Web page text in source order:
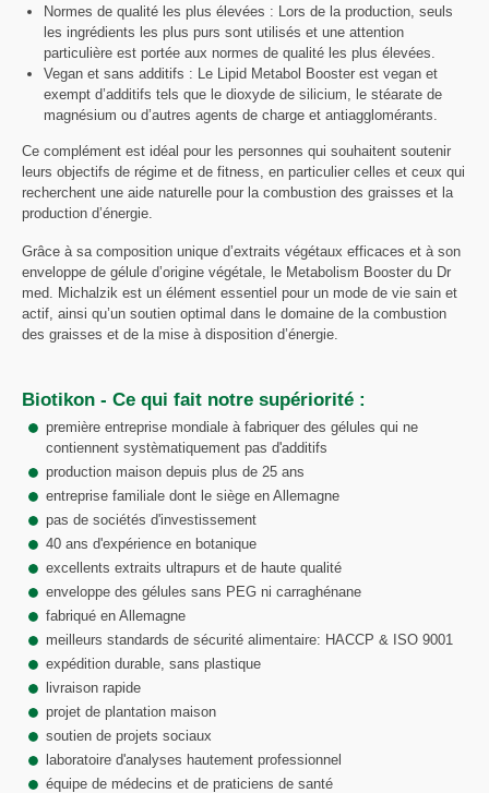
Normes de qualité les plus élevées : Lors de la production, seuls
les ingrédients les plus purs sont utilisés et une attention
particulière est portée aux normes de qualité les plus élevées.
Vegan et sans additifs : Le Lipid Metabol Booster est vegan et
exempt d’additifs tels que le dioxyde de silicium, le stéarate de
magnésium ou d’autres agents de charge et antiagglomérants.
Ce complément est idéal pour les personnes qui souhaitent soutenir
leurs objectifs de régime et de fitness, en particulier celles et ceux qui
recherchent une aide naturelle pour la combustion des graisses et la
production d’énergie.
Grâce à sa composition unique d’extraits végétaux efficaces et à son
enveloppe de gélule d’origine végétale, le Metabolism Booster du Dr
med. Michalzik est un élément essentiel pour un mode de vie sain et
actif, ainsi qu’un soutien optimal dans le domaine de la combustion
des graisses et de la mise à disposition d’énergie.
Biotikon - Ce qui fait notre supériorité :
première entreprise mondiale à fabriquer des gélules qui ne
contiennent systèmatiquement pas d'additifs
production maison depuis plus de 25 ans
entreprise familiale dont le siège en Allemagne
pas de sociétés d'investissement
40 ans d'expérience en botanique
excellents extraits ultrapurs et de haute qualité
enveloppe des gélules sans PEG ni carraghénane
fabriqué en Allemagne
meilleurs standards de sécurité alimentaire: HACCP & ISO 9001
expédition durable, sans plastique
livraison rapide
projet de plantation maison
soutien de projets sociaux
laboratoire d'analyses hautement professionnel
équipe de médecins et de praticiens de santé